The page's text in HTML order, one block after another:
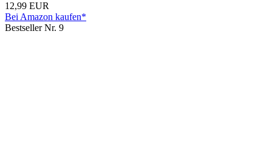
12,99 EUR
Bei Amazon kaufen*
Bestseller Nr. 9